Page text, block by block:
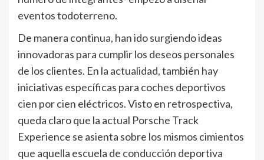
eventos todoterreno.
De manera continua, han ido surgiendo ideas
innovadoras para cumplir los deseos personales
de los clientes. En la actualidad, también hay
iniciativas específicas para coches deportivos
cien por cien eléctricos. Visto en retrospectiva,
queda claro que la actual Porsche Track
Experience se asienta sobre los mismos cimientos
que aquella escuela de conducción deportiva